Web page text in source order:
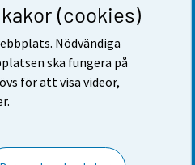
(cookies)
Nödvändiga
ska fungera på
för att visa videor,